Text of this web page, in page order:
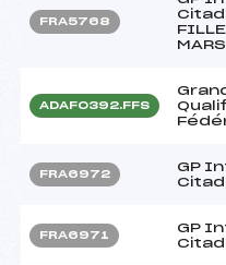
FRA5768
MARS
ADAF0392.FFS
FRA6972
GP
FRA6971
GP